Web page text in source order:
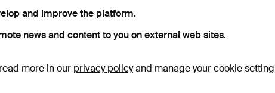
and improve the platform.
news and content to you on external web sites.
more in our privacy policyand manage your cookie